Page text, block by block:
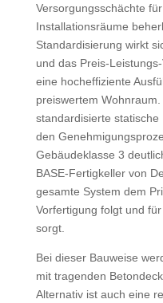
Versorgungsschächte
Installationsräume
Standardisierung wirkt
und das Preis-
eine hocheffiziente
preiswertem
standardisierte
den
Gebäudeklasse 3
BASE-Fertigkeller von
gesamte System dem
Vorfertigung folgt und
sorgt.
Bei dieser Bauweise
mit tragenden
Alternativ ist auch eine